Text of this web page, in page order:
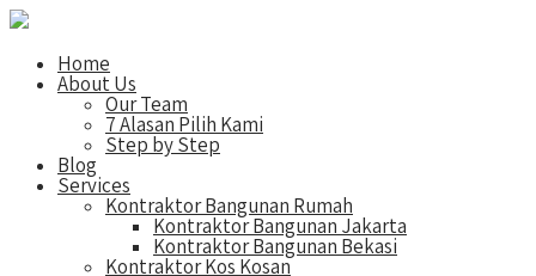
Home
About Us
Our Team
7 Alasan Pilih Kami
Step by Step
Blog
Services
Kontraktor Bangunan Rumah
Kontraktor Bangunan Jakarta
Kontraktor Bangunan Bekasi
Kontraktor Kos Kosan